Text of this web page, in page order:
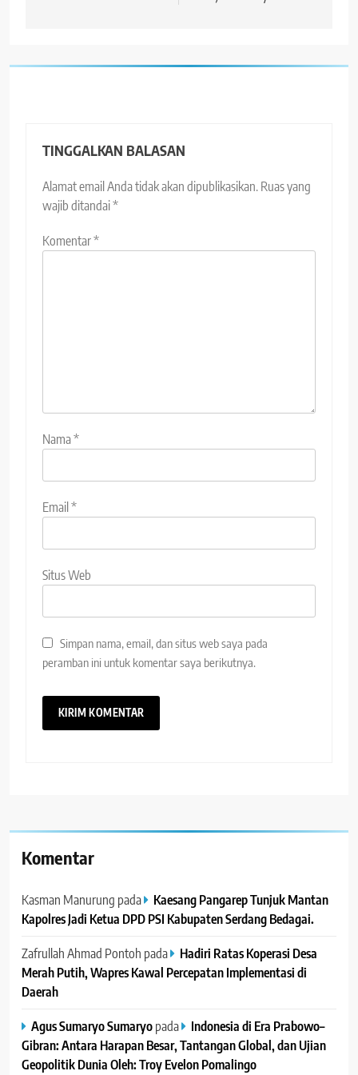
TINGGALKAN BALASAN
Alamat email Anda tidak akan dipublikasikan. Ruas yang
wajib ditandai*
Komentar*
Nama*
Email *
Situs Web
Simpan nama, email, dan situs web saya pada
peramban ini untuk komentar saya berikutnya.
Komentar
Kasman Manurung pada
Kaesang Pangarep Tunjuk Mantan
Kapolres Jadi Ketua DPD PSI Kabupaten Serdang Bedagai. ‎ ‎
Zafrullah Ahmad Pontoh pada
Hadiri Ratas Koperasi Desa
Merah Putih, Wapres Kawal Percepatan Implementasi di
Daerah
Agus Sumaryo Sumaryopada
Indonesia di Era Prabowo–
Gibran: Antara Harapan Besar, Tantangan Global, dan Ujian
Geopolitik Dunia Oleh: Troy Evelon Pomalingo